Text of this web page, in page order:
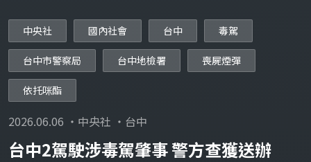
中央社 國內社會 台中 毒駕
台中市警察局 台中地檢署 喪屍煙彈
依托咪酯
2026.06.06 ・中央社 ・台中
台中2駕駛涉毒駕肇事 警方查獲送辦